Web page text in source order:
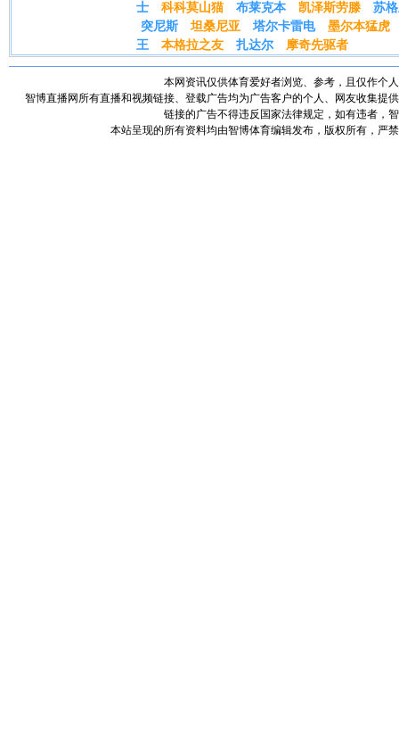
士
科科莫山猫 布莱克本 凯泽斯劳滕
苏
突尼斯
坦桑尼亚 塔尔卡雷电
墨尔本猛虎
王
本格拉之友 扎达尔 摩奇先驱者
本网资讯仅供体育爱好者浏览、参考，且仅作个
智博直播网所有直播和视频链接、登载广告均为广告客户的个人、网友收集提
链接的广告不得违反国家法律规定，如有违者，
本站呈现的所有资料均由智博体育编辑发布，版权所有，严